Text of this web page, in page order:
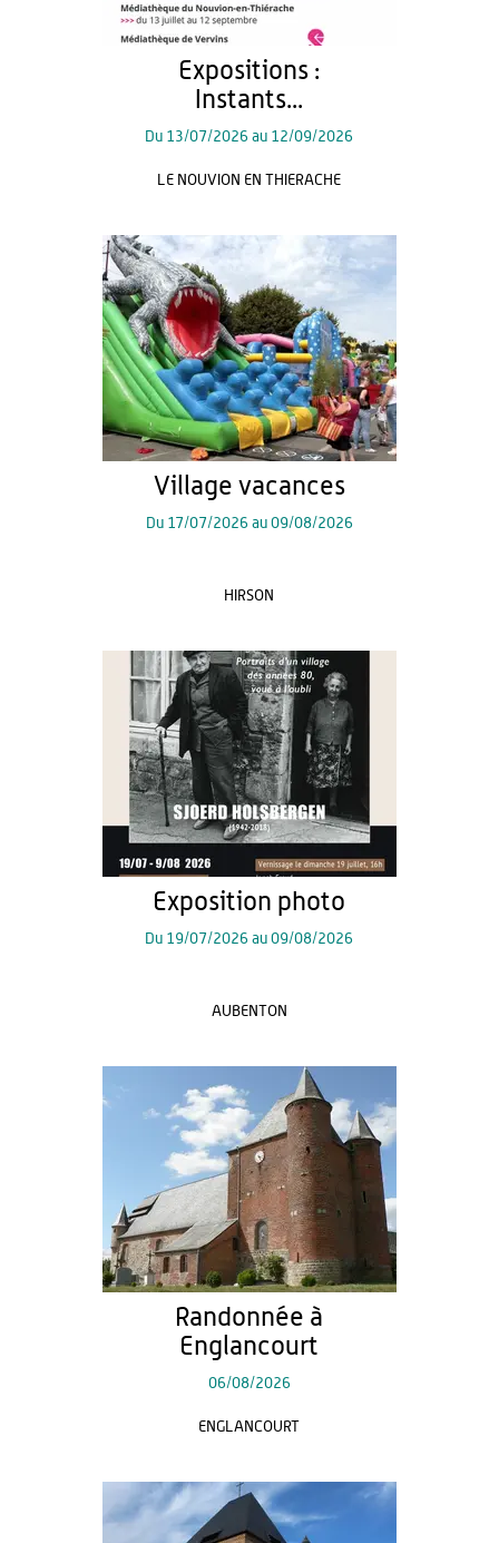
Expositions :
Instants...
Du 13/07/2026 au 12/09/2026
LE NOUVION EN THIERACHE
Village vacances
Du 17/07/2026 au 09/08/2026
HIRSON
Exposition photo
Du 19/07/2026 au09/08/2026
AUBENTON
Randonnée à
Englancourt
06/08/2026
ENGLANCOURT